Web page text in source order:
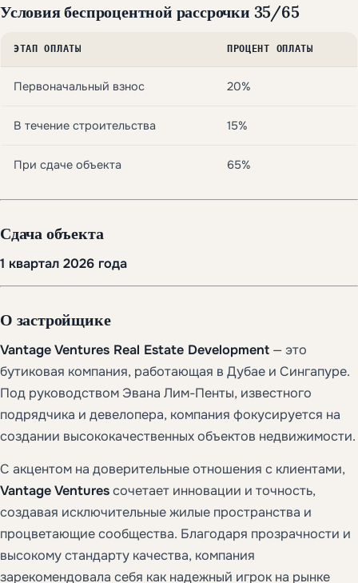
Условия беспроцентной рассрочки 35/65
ЭТАП ОПЛАТЫ ПРОЦЕНТ ОПЛАТЫ
Первоначальный взнос 20%
В течение строительства 15%
При сдаче объекта 65%
Сдача объекта
1 квартал 2026 года
О застройщике
Vantage Ventures Real Estate Development — это
бутиковая компания, работающая в Дубае и Сингапуре.
Под руководством Эвана Лим-Пенты, известного
подрядчика и девелопера, компания фокусируется на
создании высококачественных объектов недвижимости.
С акцентом на доверительные отношения с клиентами,
Vantage Venturesсочетает инновации и точность,
создавая исключительные жилые пространства и
процветающие сообщества. Благодаря прозрачности и
высокому стандарту качества, компания
зарекомендовала себя как надежный игрок на рынке